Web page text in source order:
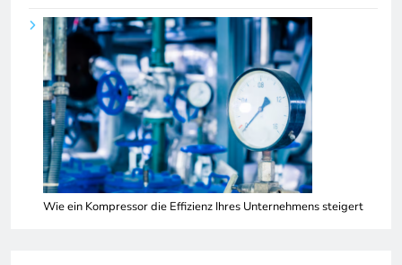
Wie ein Kompressor die Effizienz Ihres Unternehmens steigert